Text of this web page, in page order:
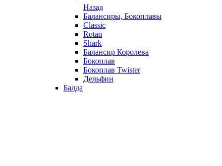
Назад
Балансиры, Бокоплавы
Classic
Rotan
Shark
Балансир Королева
Бокоплав
Бокоплав Twister
Дельфин
Балда